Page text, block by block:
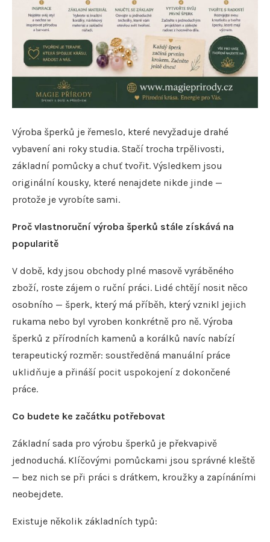
Výroba šperků je řemeslo, které nevyžaduje drahé
vybavení ani roky studia. Stačí trocha trpělivosti,
základní pomůcky a chuť tvořit. Výsledkem jsou
originální kousky, které nenajdete nikde jinde —
protože je vyrobíte sami.
Proč vlastnoruční výroba šperků stále získává na
popularitě
V době, kdy jsou obchody plné masově vyráběného
zboží, roste zájem o ruční práci. Lidé chtějí nosit něco
osobního — šperk, který má příběh, který vznikl jejich
rukama nebo byl vyroben konkrétně pro ně. Výroba
šperků z přírodních kamenů a korálků navíc nabízí
terapeutický rozměr: soustředěná manuální práce
uklidňuje a přináší pocit uspokojení z dokončené
práce.
Co budete ke začátku potřebovat
Základní sada pro výrobu šperků je překvapivě
jednoduchá. Klíčovými pomůckami jsou správné kleště
— bez nich se při práci s drátkem, kroužky a zapínáními
neobejdete.
Existuje několik základních typů: